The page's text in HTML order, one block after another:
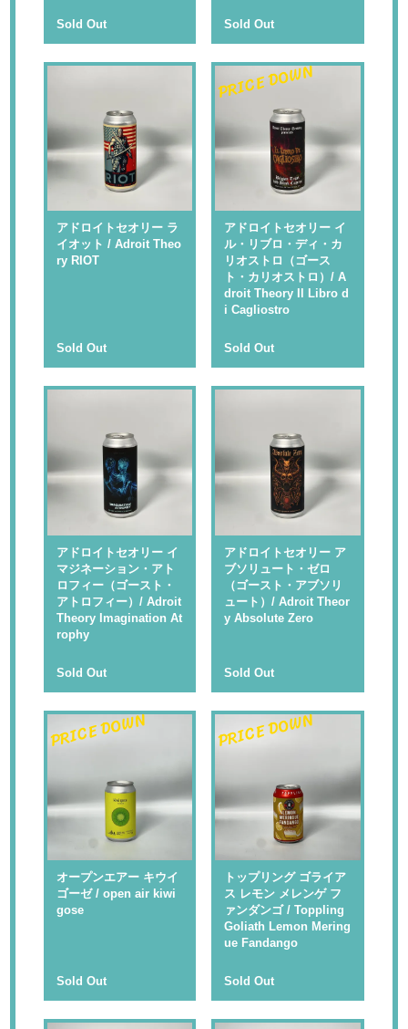
Sold Out Sold Out
アドロイトセオリー ラ
イオット / Adroit Theo
ry RIOT
Sold Out
PRICE DOWN
アドロイトセオリー イ
ル・リブロ・ディ・カ
リオストロ（ゴース
ト・カリオストロ）/ A
droit Theory Il Libro d
i Cagliostro
Sold Out
アドロイトセオリー イ
マジネーション・アト
ロフィー（ゴースト・
アトロフィー）/ Adroit
Theory Imagination At
rophy
Sold Out
アドロイトセオリー ア
ブソリュート・ゼロ
（ゴースト・アブソリ
ュート）/ Adroit Theor
y Absolute Zero
Sold Out
PRICE DOWN
オープンエアー キウイ
ゴーゼ / open air kiwi
gose
Sold Out
PRICE DOWN
トップリング ゴライア
ス レモン メレンゲ フ
ァンダンゴ / Toppling
Goliath Lemon Mering
ue Fandango
Sold Out